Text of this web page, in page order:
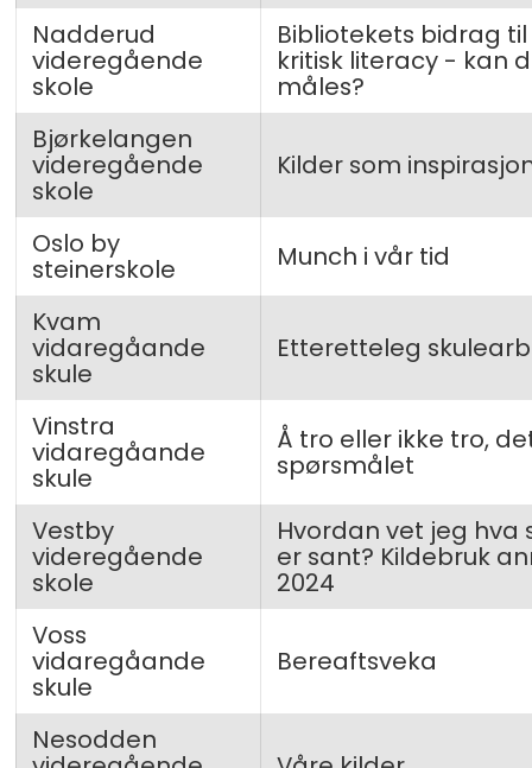
Nadderud
videregående
skole
Bibliotekets bidrag til
kritisk literacy - kan
måles?
Bjørkelangen
videregående
skole
Kilder som
Oslo by
steinerskole
Munch i vår tid
Kvam
vidaregåande
skule
Etteretteleg
Vinstra
vidaregåande
skule
Å tro eller ikke tro,
spørsmålet
Vestby
videregående
skole
Hvordan vet jeg hva
er sant? Kildebruk
2024
Voss
vidaregåande
skule
Bereaftsveka
Nesodden